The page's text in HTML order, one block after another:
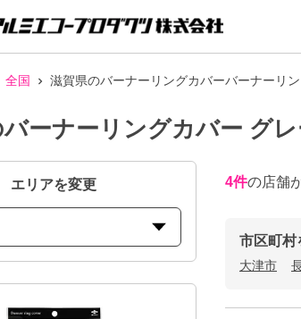
全国 滋賀県のバーナーリングカバーバーナーリ
ーナーリングカバー グ
エリアを変更 4件の店舗
市区町村
大津市